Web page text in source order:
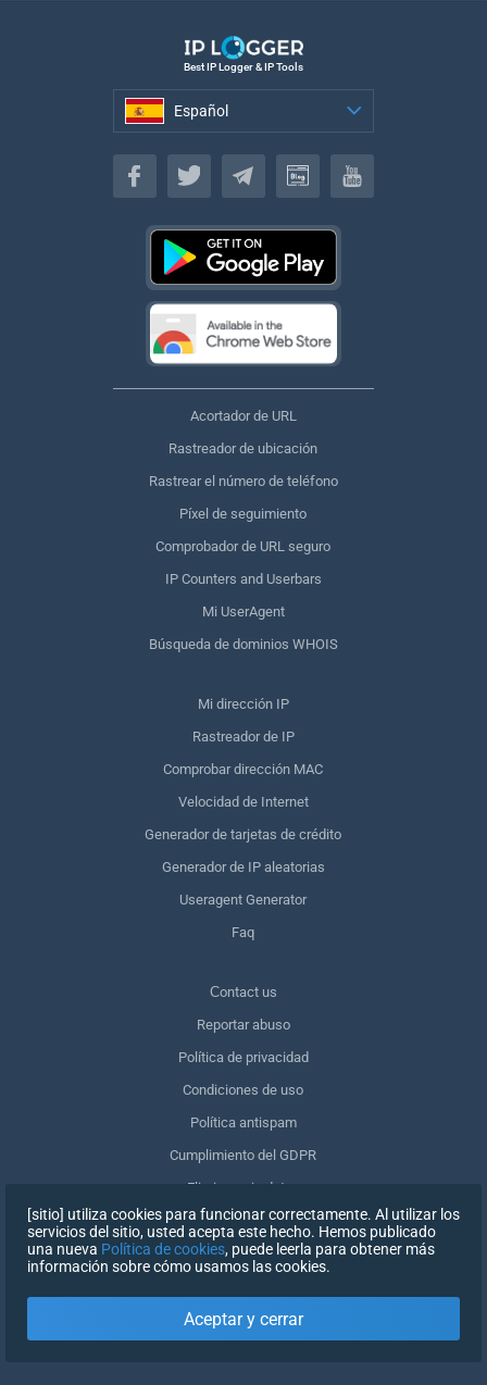
Best IP Logger & IP Tools
Español
Español
Acortador de URL
Rastreador de ubicación
Rastrear el número de teléfono
Píxel de seguimiento
Comprobador de URL seguro
IP Counters and Userbars
Mi UserAgent
Búsqueda de dominios WHOIS
Mi dirección IP
Rastreador de IP
Comprobar dirección MAC
Velocidad de Internet
Generador de tarjetas de crédito
Generador de IP aleatorias
Useragent Generator
Faq
Сontact us
Reportar abuso
Política de privacidad
Condiciones de uso
Política antispam
Cumplimiento del GDPR
Eliminar mis datos
Retirar el consentimiento
INICIAR SESIÓN
[sitio] utiliza cookies para funcionar correctamente. Al utilizar los
servicios del sitio, usted acepta este hecho. Hemos publicado
una nueva Política de cookies, puede leerla para obtener más
información sobre cómo usamos las cookies.
Aceptar y cerrar